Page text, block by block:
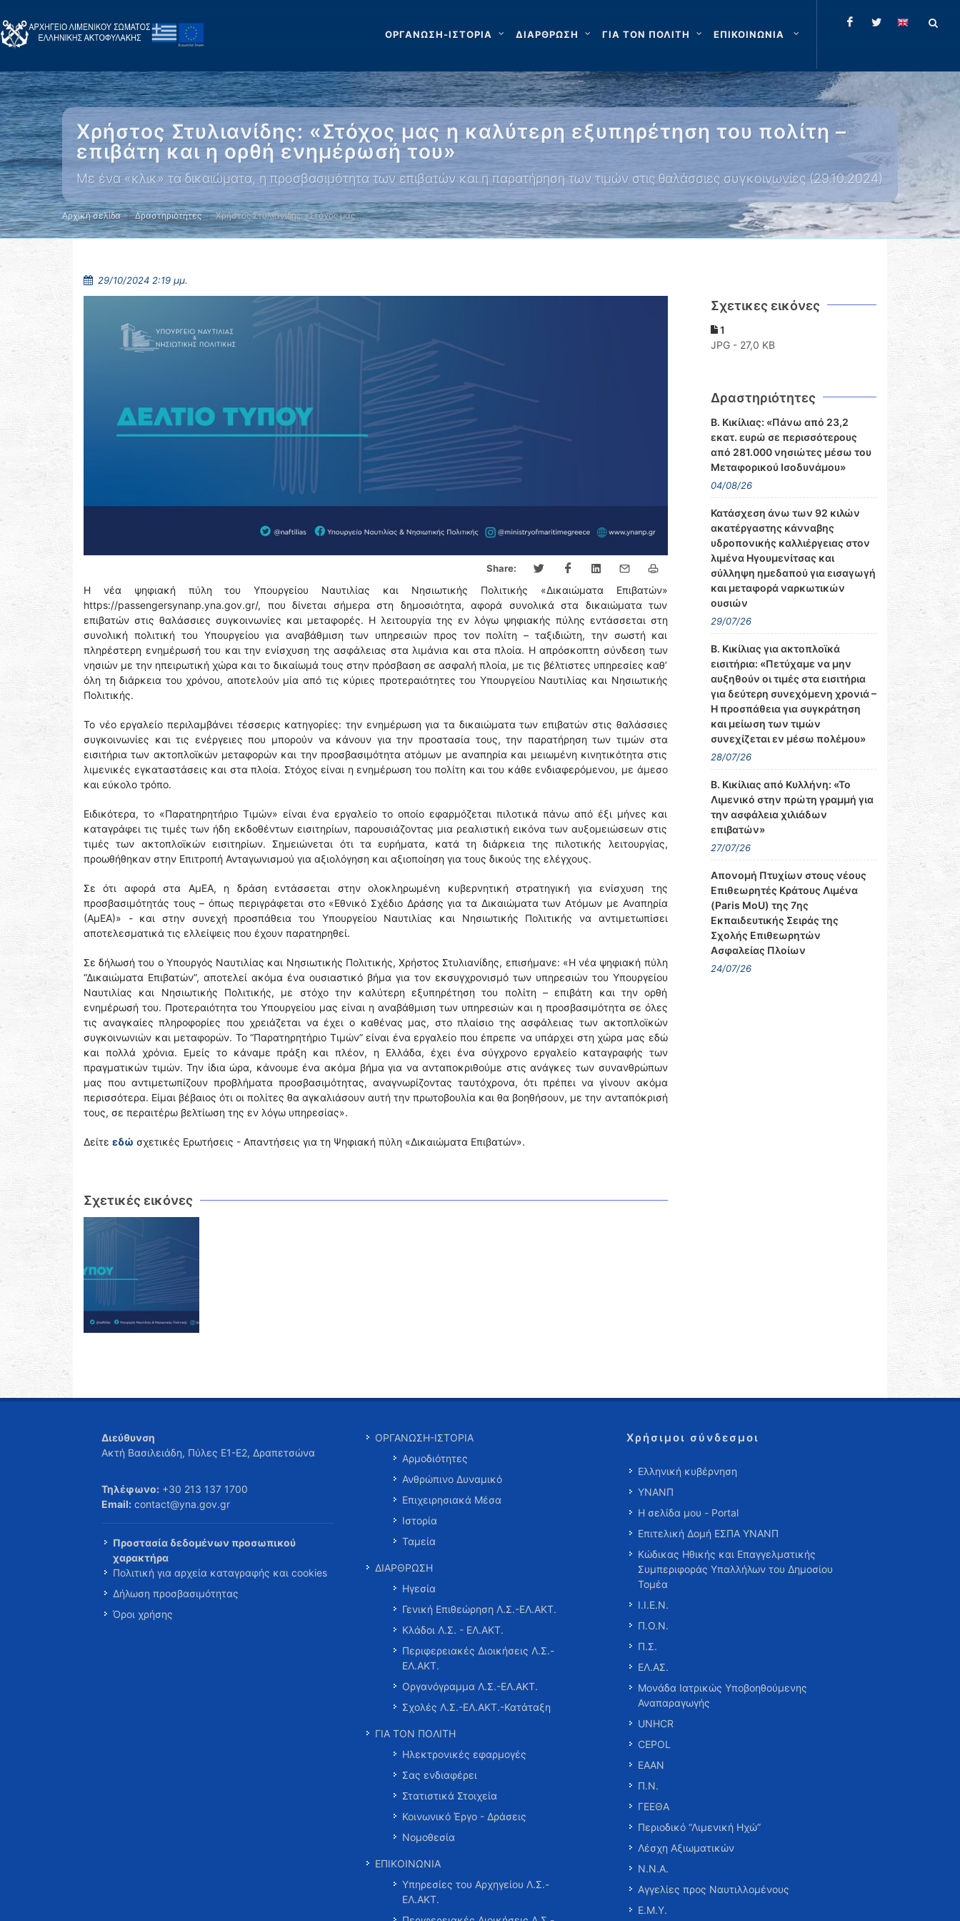
ΟΡΓΑΝΩΣΗ-ΙΣΤΟΡΙΑ ΔΙΑΡΘΡΩΣΗ ΓΙΑ ΤΟΝ ΠΟΛΙΤΗ ΕΠΙΚΟΙΝΩΝΙΑ
Χρήστος Στυλιανίδης: «Στόχος μας η καλύτερη εξυπηρέτηση του πολίτη –
επιβάτη και η ορθή ενημέρωσή του»
Με ένα «κλικ» τα δικαιώματα, η προσβασιμότητα των επιβατών και η παρατήρηση των τιμών στις θαλάσσιες συγκοινωνίες (29.10.2024)
Αρχική σελίδα Δραστηριότητες Χρήστος Στυλιανίδης: «Στόχος μας …
29/10/2024 2:19 μμ.
Share:
Η νέα ψηφιακή πύλη του Υπουργείου Ναυτιλίας και Νησιωτικής Πολιτικής «Δικαιώματα Επιβατών»
https://passengersynanp.yna.gov.gr/, που δίνεται σήμερα στη δημοσιότητα, αφορά συνολικά στα δικαιώματα των
επιβατών στις θαλάσσιες συγκοινωνίες και μεταφορές. Η λειτουργία της εν λόγω ψηφιακής πύλης εντάσσεται στη
συνολική πολιτική του Υπουργείου για αναβάθμιση των υπηρεσιών προς τον πολίτη – ταξιδιώτη, την σωστή και
πληρέστερη ενημέρωσή του και την ενίσχυση της ασφάλειας στα λιμάνια και στα πλοία. Η απρόσκοπτη σύνδεση των
νησιών με την ηπειρωτική χώρα και το δικαίωμά τους στην πρόσβαση σε ασφαλή πλοία, με τις βέλτιστες υπηρεσίες καθ’
όλη τη διάρκεια του χρόνου, αποτελούν μία από τις κύριες προτεραιότητες του Υπουργείου Ναυτιλίας και Νησιωτικής
Πολιτικής.
Το νέο εργαλείο περιλαμβάνει τέσσερις κατηγορίες: την ενημέρωση για τα δικαιώματα των επιβατών στις θαλάσσιες
συγκοινωνίες και τις ενέργειες που μπορούν να κάνουν για την προστασία τους, την παρατήρηση των τιμών στα
εισιτήρια των ακτοπλοϊκών μεταφορών και την προσβασιμότητα ατόμων με αναπηρία και μειωμένη κινητικότητα στις
λιμενικές εγκαταστάσεις και στα πλοία. Στόχος είναι η ενημέρωση του πολίτη και του κάθε ενδιαφερόμενου, με άμεσο
και εύκολο τρόπο.
Ειδικότερα, το «Παρατηρητήριο Τιμών» είναι ένα εργαλείο το οποίο εφαρμόζεται πιλοτικά πάνω από έξι μήνες και
καταγράφει τις τιμές των ήδη εκδοθέντων εισιτηρίων, παρουσιάζοντας μια ρεαλιστική εικόνα των αυξομειώσεων στις
τιμές των ακτοπλοϊκών εισιτηρίων. Σημειώνεται ότι τα ευρήματα, κατά τη διάρκεια της πιλοτικής λειτουργίας,
προωθήθηκαν στην Επιτροπή Ανταγωνισμού για αξιολόγηση και αξιοποίηση για τους δικούς της ελέγχους.
Σε ότι αφορά στα ΑμΕΑ, η δράση εντάσσεται στην ολοκληρωμένη κυβερνητική στρατηγική για ενίσχυση της
προσβασιμότητάς τους – όπως περιγράφεται στο «Εθνικό Σχέδιο Δράσης για τα Δικαιώματα των Ατόμων με Αναπηρία
(ΑμΕΑ)» - και στην συνεχή προσπάθεια του Υπουργείου Ναυτιλίας και Νησιωτικής Πολιτικής να αντιμετωπίσει
αποτελεσματικά τις ελλείψεις που έχουν παρατηρηθεί.
Σε δήλωσή του ο Υπουργός Ναυτιλίας και Νησιωτικής Πολιτικής, Χρήστος Στυλιανίδης, επισήμανε: «Η νέα ψηφιακή πύλη
“Δικαιώματα Επιβατών”, αποτελεί ακόμα ένα ουσιαστικό βήμα για τον εκσυγχρονισμό των υπηρεσιών του Υπουργείου
Ναυτιλίας και Νησιωτικής Πολιτικής, με στόχο την καλύτερη εξυπηρέτηση του πολίτη – επιβάτη και την ορθή
ενημέρωσή του. Προτεραιότητα του Υπουργείου μας είναι η αναβάθμιση των υπηρεσιών και η προσβασιμότητα σε όλες
τις αναγκαίες πληροφορίες που χρειάζεται να έχει ο καθένας μας, στο πλαίσιο της ασφάλειας των ακτοπλοϊκών
συγκοινωνιών και μεταφορών. Το “Παρατηρητήριο Τιμών” είναι ένα εργαλείο που έπρεπε να υπάρχει στη χώρα μας εδώ
και πολλά χρόνια. Εμείς το κάναμε πράξη και πλέον, η Ελλάδα, έχει ένα σύγχρονο εργαλείο καταγραφής των
πραγματικών τιμών. Την ίδια ώρα, κάνουμε ένα ακόμα βήμα για να ανταποκριθούμε στις ανάγκες των συνανθρώπων
μας που αντιμετωπίζουν προβλήματα προσβασιμότητας, αναγνωρίζοντας ταυτόχρονα, ότι πρέπει να γίνουν ακόμα
περισσότερα. Είμαι βέβαιος ότι οι πολίτες θα αγκαλιάσουν αυτή την πρωτοβουλία και θα βοηθήσουν, με την ανταπόκρισή
τους, σε περαιτέρω βελτίωση της εν λόγω υπηρεσίας».
Δείτε εδώ σχετικές Ερωτήσεις - Απαντήσεις για τη Ψηφιακή πύλη «Δικαιώματα Επιβατών».
Σχετικές εικόνες
Σχετικες εικόνες
1
JPG - 27,0 KB
Δραστηριότητες
Β. Κικίλιας: «Πάνω από 23,2
εκατ. ευρώ σε περισσότερους
από 281.000 νησιώτες μέσω του
Μεταφορικού Ισοδυνάμου»
04/08/26
Κατάσχεση άνω των 92 κιλών
ακατέργαστης κάνναβης
υδροπονικής καλλιέργειας στον
λιμένα Ηγουμενίτσας και
σύλληψη ημεδαπού για εισαγωγή
και μεταφορά ναρκωτικών
ουσιών
29/07/26
Β. Κικίλιας για ακτοπλοϊκά
εισιτήρια: «Πετύχαμε να μην
αυξηθούν οι τιμές στα εισιτήρια
για δεύτερη συνεχόμενη χρονιά –
Η προσπάθεια για συγκράτηση
και μείωση των τιμών
συνεχίζεται εν μέσω πολέμου»
28/07/26
Β. Κικίλιας από Κυλλήνη: «Το
Λιμενικό στην πρώτη γραμμή για
την ασφάλεια χιλιάδων
επιβατών»
27/07/26
Απονομή Πτυχίων στους νέους
Επιθεωρητές Κράτους Λιμένα
(Paris MoU) της 7ης
Εκπαιδευτικής Σειράς της
Σχολής Επιθεωρητών
Ασφαλείας Πλοίων
24/07/26
Διεύθυνση
Ακτή Βασιλειάδη, Πύλες Ε1-Ε2, Δραπετσώνα
Τηλέφωνο: +30 213 137 1700
Email: contact@yna.gov.gr
Προστασία δεδομένων προσωπικού
χαρακτήρα
Πολιτική για αρχεία καταγραφής και cookies
Δήλωση προσβασιμότητας
Όροι χρήσης
ΟΡΓΑΝΩΣΗ-ΙΣΤΟΡΙΑ
Αρμοδιότητες
Ανθρώπινο Δυναμικό
Επιχειρησιακά Μέσα
Ιστορία
Ταμεία
ΔΙΑΡΘΡΩΣΗ
Ηγεσία
Γενική Επιθεώρηση Λ.Σ.-ΕΛ.ΑΚΤ.
Κλάδοι Λ.Σ. - ΕΛ.ΑΚΤ.
Περιφερειακές Διοικήσεις Λ.Σ.-
ΕΛ.ΑΚΤ.
Οργανόγραμμα Λ.Σ.-ΕΛ.ΑΚΤ.
Σχολές Λ.Σ.-ΕΛ.ΑΚΤ.-Κατάταξη
ΓΙΑ ΤΟΝ ΠΟΛΙΤΗ
Ηλεκτρονικές εφαρμογές
Σας ενδιαφέρει
Στατιστικά Στοιχεία
Κοινωνικό Έργο - Δράσεις
Νομοθεσία
ΕΠΙΚΟΙΝΩΝΙΑ
Υπηρεσίες του Αρχηγείου Λ.Σ.-
ΕΛ.ΑΚΤ.
Χρήσιμοι σύνδεσμοι
Ελληνική κυβέρνηση
ΥΝΑΝΠ
Η σελίδα μου - Portal
Επιτελική Δομή ΕΣΠΑ ΥΝΑΝΠ
Κώδικας Ηθικής και Επαγγελματικής
Συμπεριφοράς Υπαλλήλων του Δημοσίου
Τομέα
Ι.Ι.Ε.Ν.
Π.Ο.Ν.
Π.Σ.
ΕΛ.ΑΣ.
Μονάδα Ιατρικώς Υποβοηθούμενης
Αναπαραγωγής
UNHCR
CEPOL
ΕΑΑΝ
Π.Ν.
ΓΕΕΘΑ
Περιοδικό “Λιμενική Ηχώ”
Λέσχη Αξιωματικών
Ν.Ν.Α.
Αγγελίες προς Ναυτιλλομένους
Ε.Μ.Υ.